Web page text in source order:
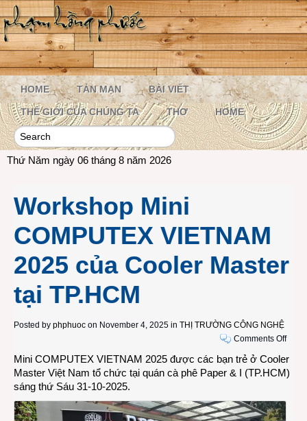
HOME TẢN MẠN BÀI VIẾT
THẾ GIỚI CỦA CHÚNG TA THƠ HOME
Thứ Năm ngày 06 tháng 8 năm 2026
Workshop Mini
COMPUTEX VIETNAM
2025 của Cooler Master
tại TP.HCM
Posted by phphuoc on November 4, 2025 in THỊ TRƯỜNG CÔNG NGHỆ
Comments Offon
Mini
Mini COMPUTEX VIETNAM 2025 được các bạn trẻ ở Cooler
Master Việt Nam tổ chức tại quán cà phê Paper & I (TP.HCM)
sáng thứ Sáu 31-10-2025.